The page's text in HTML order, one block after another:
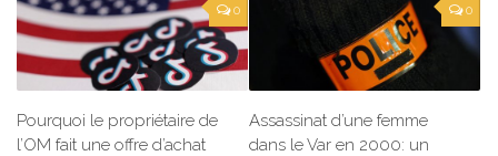
0
Pourquoi le propriétaire de
l’OM fait une offre d’achat
0
Assassinat d’une femme
dans le Var en 2000: un